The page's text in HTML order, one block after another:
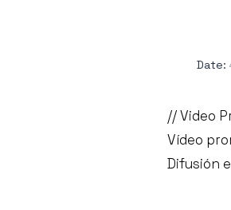
Date:
// Video
Vídeo
Difusión